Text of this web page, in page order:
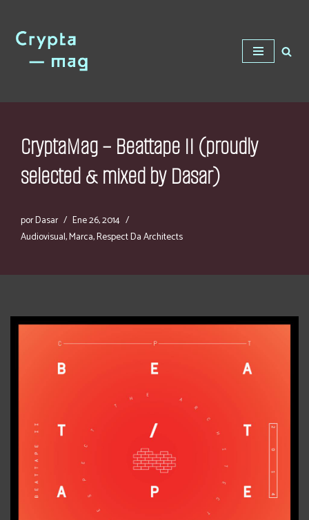
Saltar
contenido
CryptaMag – Beattape II (proudly
selected & mixed by Dasar)
porDasar
Ene 26, 2014
Audiovisual,Marca,Respect Da Architects